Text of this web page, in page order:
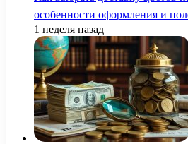
особенности оформления и
1 неделя назад